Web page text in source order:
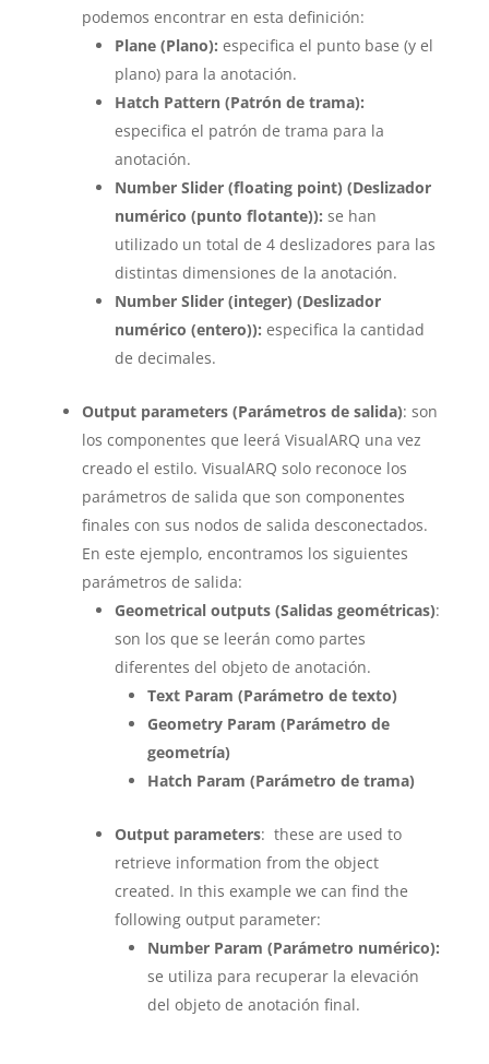
podemos encontrar en esta definición:
Plane (Plano): especifica el punto base (y el
plano) para la anotación.
Hatch Pattern (Patrón de trama):
especifica el patrón de trama para la
anotación.
Number Slider (floating point) (Deslizador
numérico (punto flotante)): se han
utilizado un total de 4 deslizadores para las
distintas dimensiones de la anotación.
Number Slider (integer) (Deslizador
numérico (entero)): especifica la cantidad
de decimales.
Output parameters (Parámetros de salida): son
los componentes que leerá VisualARQ una vez
creado el estilo. VisualARQ solo reconoce los
parámetros de salida que son componentes
finales con sus nodos de salida desconectados.
En este ejemplo, encontramos los siguientes
parámetros de salida:
Geometrical outputs (Salidas geométricas):
son los que se leerán como partes
diferentes del objeto de anotación.
Text Param (Parámetro de texto)
Geometry Param (Parámetro de
geometría)
Hatch Param (Parámetro de trama)
Output parameters: these are used to
retrieve information from the object
created. In this example we can find the
following output parameter:
Number Param (Parámetro numérico):
se utiliza para recuperar la elevación
del objeto de anotación final.